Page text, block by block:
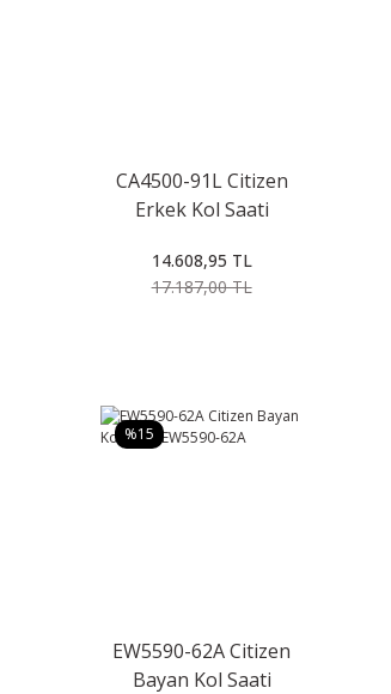
CA4500-91L Citizen
Erkek Kol Saati
14.608,95 TL
17.187,00 TL
%15
EW5590-62A Citizen
Bayan Kol Saati